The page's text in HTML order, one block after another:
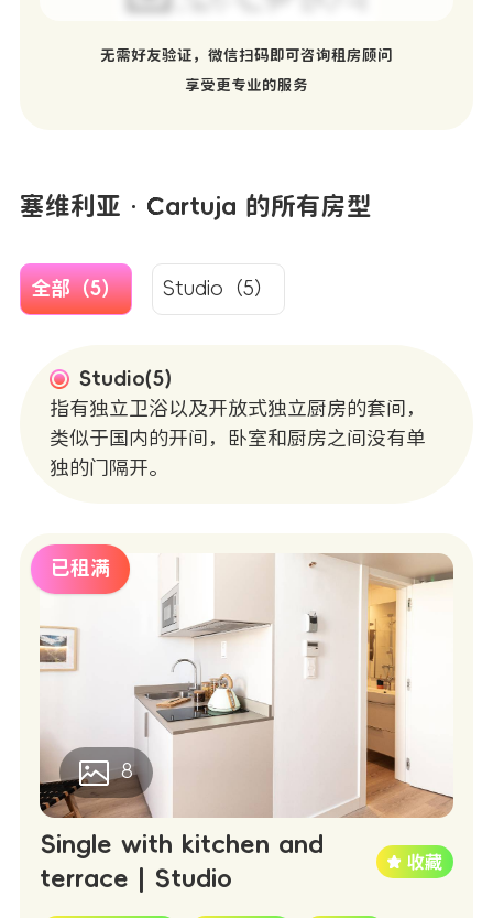
无需好友验证，微信扫码即可咨询租房顾问
享受更专业的服务
塞维利亚 · Cartuja 的所有房型
全部（5） Studio（5）
Studio(5)
指有独立卫浴以及开放式独立厨房的套间，
类似于国内的开间，卧室和厨房之间没有单
独的门隔开。
已租满
8
Single with kitchen and
terrace | Studio